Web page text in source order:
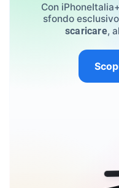
Con
sfondo
scaricare,